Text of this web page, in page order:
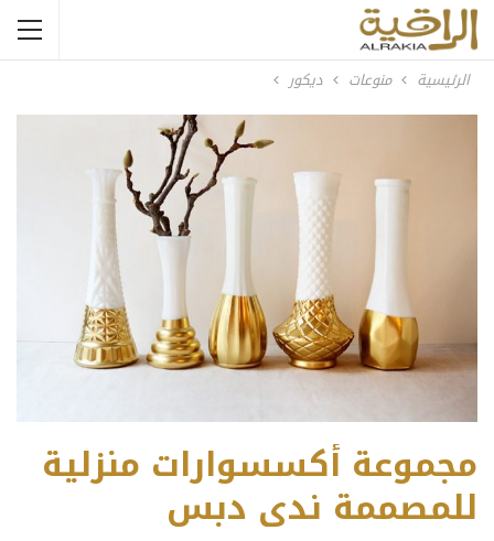
الرئيسية منوعات ديكور
مجموعة أكسسوارات منزلية
للمصممة ندى دبس